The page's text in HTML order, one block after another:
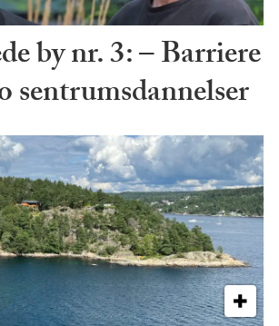
by nr. 3: – Barriere
sentrumsdannelser